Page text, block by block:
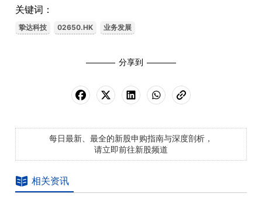
关键词：
挚达科技 02650.HK 业务发展
分享到
每日最新、最全的新股申购指南与深度剖析，
请立即前往新股频道
相关资讯